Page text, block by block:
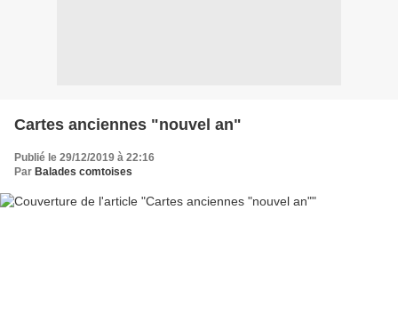
Cartes anciennes "nouvel an"
Publié le 29/12/2019 à 22:16
Par Balades comtoises